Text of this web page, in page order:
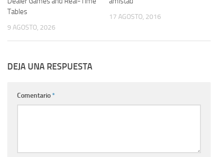
Tables
9 AGOSTO, 2026
17 AGOSTO, 2016
DEJA UNA RESPUESTA
Comentario*